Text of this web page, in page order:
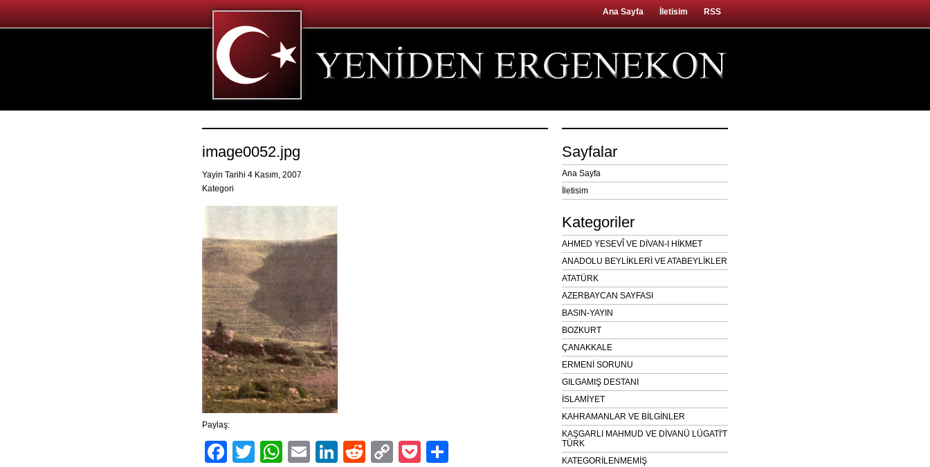
Ana Sayfa İletisim RSS
image0052.jpg
Yayin Tarihi 4 Kasım, 2007
Kategori
Paylaş:
Facebook
TwitterWhatsApp
EmailLinkedIn
RedditCopyPocket
Sayfalar
Ana Sayfa
İletisim
Kategoriler
AHMED YESEVÎ VE DİVAN-I HİKMET
ANADOLU BEYLİKLERİ VE ATABEYLİKLER
ATATÜRK
AZERBAYCAN SAYFASI
BASIN-YAYIN
BOZKURT
ÇANAKKALE
ERMENİ SORUNU
GILGAMIŞ DESTANI
İSLAMİYET
KAHRAMANLAR VE BİLGİNLER
KAŞGARLI MAHMUD VE DİVANÜ LÜGATİ'T
TÜRK
KATEGORİLENMEMİŞ